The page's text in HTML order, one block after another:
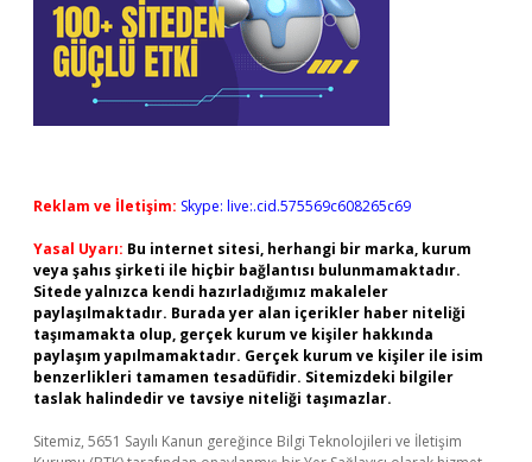
Reklam ve İletişim: Skype: live:.cid.575569c608265c69
Yasal Uyarı: Bu internet sitesi, herhangi bir marka, kurum
veya şahıs şirketi ile hiçbir bağlantısı bulunmamaktadır.
Sitede yalnızca kendi hazırladığımız makaleler
paylaşılmaktadır. Burada yer alan içerikler haber niteliği
taşımamakta olup, gerçek kurum ve kişiler hakkında
paylaşım yapılmamaktadır. Gerçek kurum ve kişiler ile isim
benzerlikleri tamamen tesadüfidir. Sitemizdeki bilgiler
taslak halindedir ve tavsiye niteliği taşımazlar.
Sitemiz, 5651 Sayılı Kanun gereğince Bilgi Teknolojileri ve İletişim